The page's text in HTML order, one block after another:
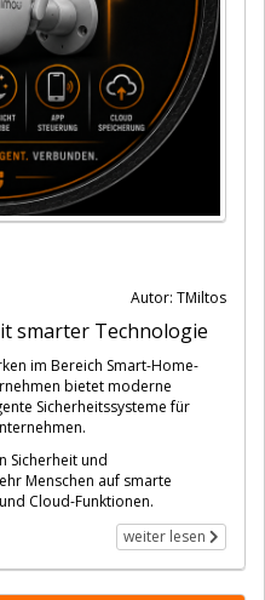
Autor: TMiltos
smarter Technologie
im Bereich Smart-Home-
bietet moderne
Sicherheitssysteme für
Sicherheit und
Menschen auf smarte
Cloud-Funktionen.
weiter lesen